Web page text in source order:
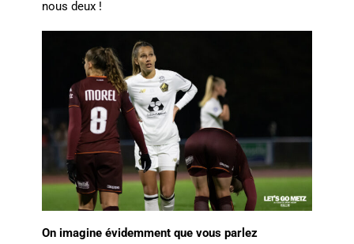
nous deux !
On imagine évidemment que vous parlez